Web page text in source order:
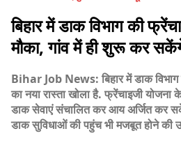
बिहार में डाक विभाग की
मौका, गांव में ही शुरू कर
Bihar Job News: बिहार में डाक
का नया रास्ता खोला है. फ्रेंचाइजी योजना
डाक सेवाएं संचालित कर आय अर्जित कर
डाक सुविधाओं की पहुंच भी मजबूत होने की